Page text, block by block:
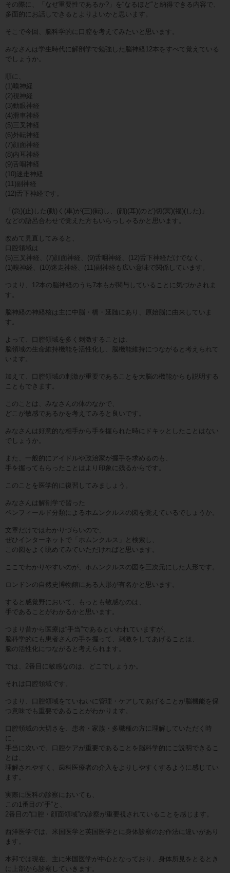
その際に、「なぜ重要性であるか?」を“なるほど”と納得できる内容で、
多面的にお話しできるとよりよいかと思います。
そこで今回、脳科学的に口腔を考えてみたいと思います。
みなさんは学生時代に解剖学で勉強した脳神経12本をすべて覚えている
でしょうか。
順に、
(1)嗅神経
(2)視神経
(3)動眼神経
(4)滑車神経
(5)三叉神経
(6)外転神経
(7)顔面神経
(8)内耳神経
(9)舌咽神経
(10)迷走神経
(11)副神経
(12)舌下神経です。
「(急)(止)した(動)く(車)が(三)(転)し、(顔)(耳)(のど)切(冥)(福)(した)」
などの語呂合わせで覚えた方もいらっしゃるかと思います。
改めて見直してみると、
口腔領域は
(5)三叉神経、(7)顔面神経、(9)舌咽神経、(12)舌下神経だけでなく、
(1)嗅神経、(10)迷走神経、(11)副神経も広い意味で関係しています。
つまり、12本の脳神経のうち7本もが関与していることに気づかされま
す。
脳神経の神経核は主に中脳・橋・延髄にあり、原始脳に由来していま
す。
よって、口腔領域を多く刺激することは、
脳領域の生命維持機能を活性化し、脳機能維持につながると考えられて
います。
加えて、口腔領域の刺激が重要であることを大脳の機能からも説明する
こともできます。
このことは、みなさんの体のなかで、
どこが敏感であるかを考えてみると良いです。
みなさんは好意的な相手から手を握られた時にドキッとしたことはない
でしょうか。
また、一般的にアイドルや政治家が握手を求めるのも、
手を握ってもらったことはより印象に残るからです。
このことを医学的に復習してみましょう。
みなさんは解剖学で習った
ペンフィールド分類によるホムンクルスの図を覚えているでしょうか。
文章だけではわかりづらいので、
ぜひインターネットで「ホムンクルス」と検索し、
この図をよく眺めてみていただければと思います。
ここでわかりやすいのが、ホムンクルスの図を三次元にした人形です。
ロンドンの自然史博物館にある人形が有名かと思います。
すると感覚野において、もっとも敏感なのは、
手であることがわかるかと思います。
つまり昔から医療は“手当”であるといわれていますが、
脳科学的にも患者さんの手を握って、刺激をしてあげることは、
脳の活性化につながると考えられます。
では、2番目に敏感なのは、どこでしょうか。
それは口腔領域です。
つまり、口腔領域をていねいに管理・ケアしてあげることが脳機能を保
つ意味でも重要であることがわかります。
口腔領域の大切さを、患者・家族・多職種の方に理解していただく時
に、
手当に次いで、口腔ケアが重要であることを脳科学的にご説明できるこ
とは、
理解されやすく、歯科医療者の介入をよりしやすくするように感じてい
ます。
実際に医科の診察においても、
この1番目の“手”と、
2番目の“口腔・顔面領域”の診察が重要視されていることを感じます。
西洋医学では、米国医学と英国医学とに身体診察のお作法に違いがあり
ます。
本邦では現在、主に米国医学が中心となっており、身体所見をとるとき
に上部から診察していきます。